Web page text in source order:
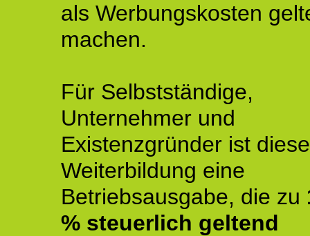
als Werbungskosten
machen.
Für Selbstständige,
Unternehmer und
Existenzgründer ist diese
Weiterbildung eine
Betriebsausgabe, die zu
% steuerlich geltend